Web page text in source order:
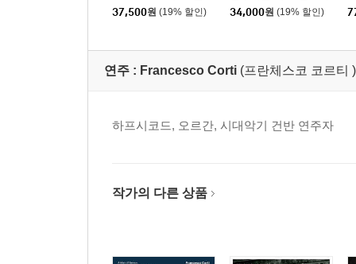
베르크 변주곡 (Bach:
Goldberg Variations) [S
37,500원 (19% 할인)
레이션 (Bach Inspiratio
ns) [UHQCD]
34,000원 (19% 할인)
연주 : Francesco Corti (프란체스코 코르티 )
하프시코드, 오르간, 시대악기 건반 연주자
작가의 다른 상품